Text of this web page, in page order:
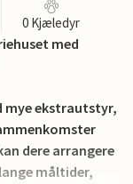
0 Kjæledyr
med
mye ekstrautstyr,
dere arrangere
måltider,